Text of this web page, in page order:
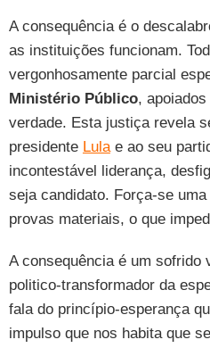
A consequência é o
as instituições funcionam.
vergonhosamente parcial
Ministério Público,
verdade. Esta justiça revela
presidente Lulae ao seu
incontestável liderança,
seja candidato. Força-se
provas materiais, o que
A consequência é um sofrido
politico-transformador da
fala do princípio-esperança
impulso que nos habita que